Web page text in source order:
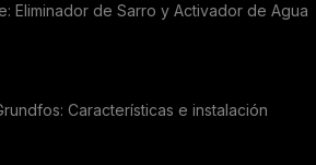
Eliminador de Sarro y Activador de Agua
Características e instalación